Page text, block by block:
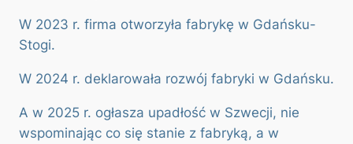
W 2023 r. firma otworzyła fabrykę w Gdańsku-
Stogi.
W 2024 r. deklarowała rozwój fabryki w Gdańsku.
A w 2025 r. ogłasza upadłość w Szwecji, nie
wspominając co się stanie z fabryką, a w